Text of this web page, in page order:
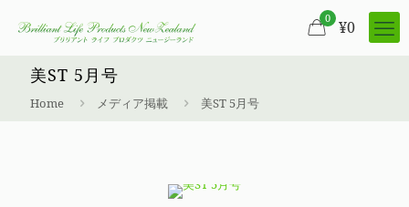
0 ¥0
美ST 5月号
Home メディア掲載 美ST 5月号